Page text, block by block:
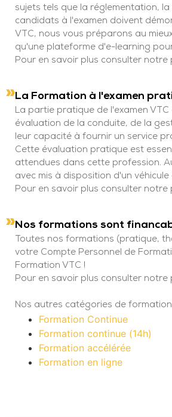
sujets tels que la réglementation,
candidats à l'examen doivent
VTC, nous vous préparons au
qu'une plateforme d'e-learning
Pour en savoir plus consulter notre
La Formation à l'examen
La partie pratique de l'examen
évaluation de la conduite, de la
leur capacité à fournir un service
Cette évaluation pratique est
attendues dans cette profession.
avec mis à disposition d'un
Pour en savoir plus consulter notre
Nos formations sont
Toutes nos formations (pratique,
votre Compte Personnel de
Formation VTC !
Pour en savoir plus consulter notre
Nos autres catégories de formation
Formation Continue
Formation continue (14h)
Formation accélérée
Formation en ligne